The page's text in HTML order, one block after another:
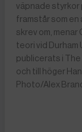
väpnade styrkor
framstår som en
skrev om,
teori vid Durham
publicerats i The
och till höger
Photo/Alex